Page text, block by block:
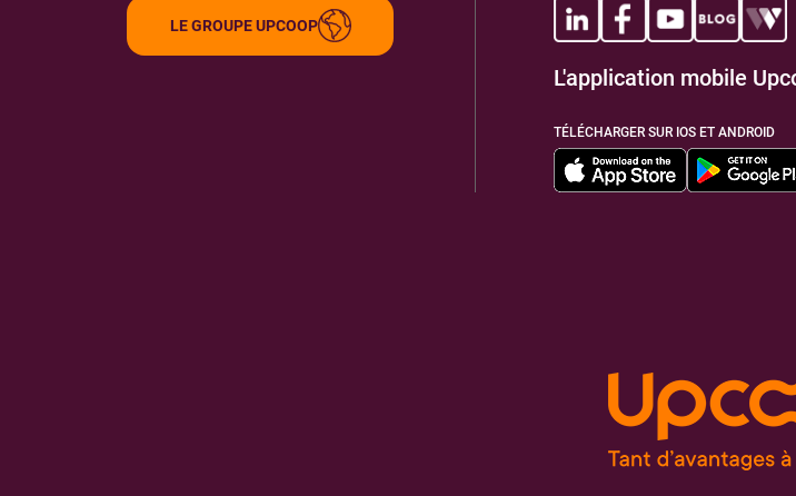
LE GROUPE UPCOOP
L'application mobile
TÉLÉCHARGER SUR IOS ET ANDROID